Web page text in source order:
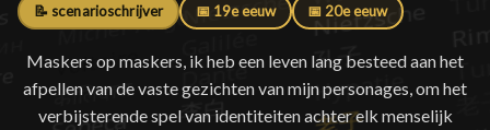
📝 scenarioschrijver 📅 19e eeuw 📅 20e eeuw
Maskers op maskers, ik heb een leven lang besteed aan het
afpellen van de vaste gezichten van mijn personages, om het
verbijsterende spel van identiteiten achter elk menselijk